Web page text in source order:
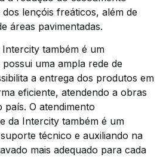
lençóis freáticos, além de
áreas pavimentadas.
também é um
uma ampla rede de
a entrega dos produtos em
eficiente, atendendo a obras
país. O atendimento
da Intercity também é um
técnico e auxiliando na
mais adequado para cada